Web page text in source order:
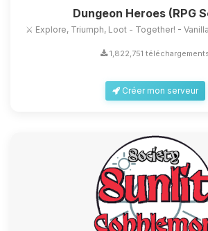
Dungeon Heroes (RPG
⚔️ Explore, Triumph, Loot - Together! -
1,822,751
Créer mon serveur